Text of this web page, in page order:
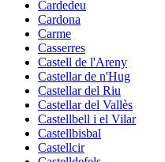
Cardedeu
Cardona
Carme
Casserres
Castell de l'Areny
Castellar de n'Hug
Castellar del Riu
Castellar del Vallès
Castellbell i el Vilar
Castellbisbal
Castellcir